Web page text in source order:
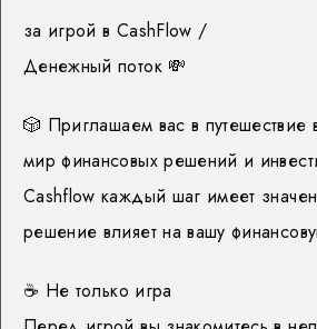
за игрой в CashFlow /
Денежный поток 💸
🎲 Приглашаем вас в путешествие
мир финансовых решений и
Cashflow каждый шаг имеет
решение влияет на вашу
☕️ Не только игра